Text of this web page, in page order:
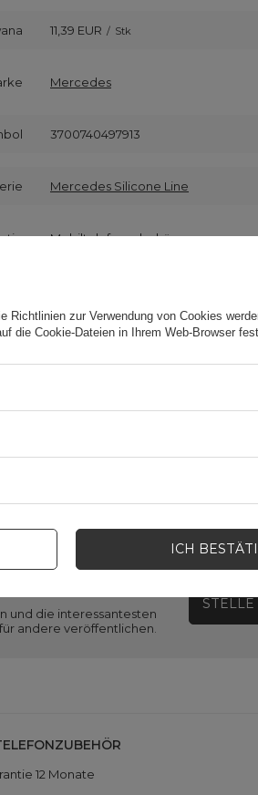
11,39 EUR / Stk
Mercedes
3700740497913
Mercedes Silicone Line
Mobiltelefonzubehör
und die interessantesten
andere veröffentlichen.
STELLE
12 Monate
Richtlinien zur Verwendung von Cookies
die Cookie-Dateien in Ihrem Web-Browser
ICH